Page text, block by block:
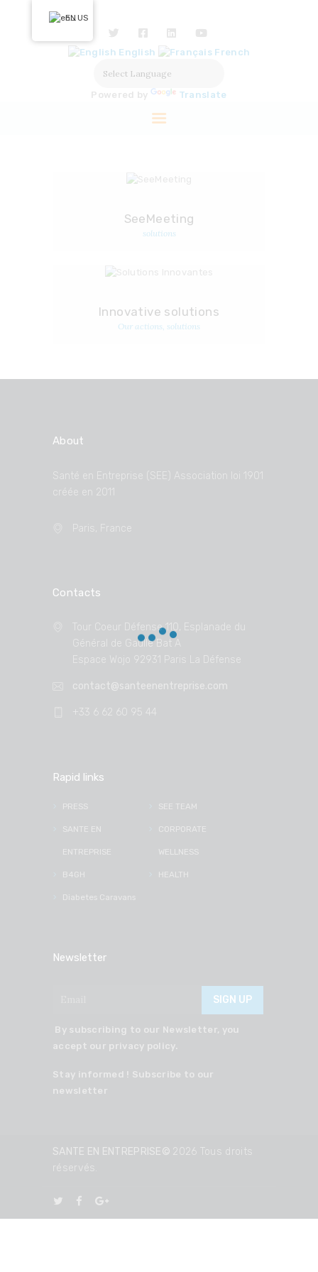
English French
Powered by Translate
HOME
ABOUT US
OUR ACTIONS
SeeMeeting
solutions
Innovative solutions
Our actions, solutions
About
Santé en Entreprise (SEE) Association loi 1901
créée en 2011
Paris, France
Contacts
Tour Coeur Défense 110, Esplanade du
Général de Gaulle Bat A
Espace Wojo 92931 Paris La Défense
contact@santeenentreprise.com
+33 6 62 60 95 44
Rapid links
PRESS SEE TEAM
SANTE EN
ENTREPRISE
CORPORATE
WELLNESS
B4GH HEALTH
Diabetes Caravans
Newsletter
By subscribing to our Newsletter, you
accept our privacy policy.
Stay informed ! Subscribe to our
newsletter
SANTE EN ENTREPRISE© 2026 Tous droits
réservés.
EN